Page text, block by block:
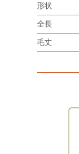
形状
全長
毛丈